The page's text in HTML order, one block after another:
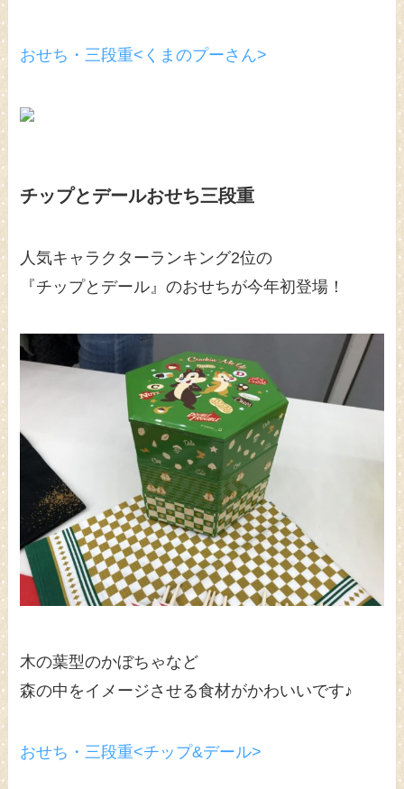
おせち・三段重<くまのプーさん>
チップとデールおせち三段重
人気キャラクターランキング2位の
『チップとデール』のおせちが今年初登場！
木の葉型のかぼちゃなど
森の中をイメージさせる食材がかわいいです♪
おせち・三段重<チップ&デール>